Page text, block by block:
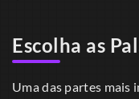
Escolha as
Uma das partes mais